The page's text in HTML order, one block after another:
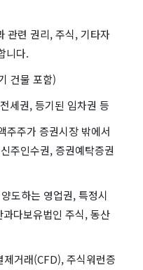
관련 권리, 주식, 기타자
니다.
건물 포함)
세권, 등기된 임차권 등
주주가 증권시장 밖에서
주인수권, 증권예탁증권
도하는 영업권, 특정시
다보유법인 주식, 동산
제거래(CFD), 주식워런증